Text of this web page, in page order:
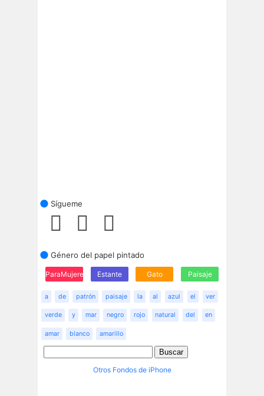
Sígueme
Género del papel pintado
ParaMujeres Estante Gato Paisaje
a de patrón paisaje la al azul el ver
verde y mar negro rojo natural del en
amar blanco amarillo
Otros Fondos de iPhone